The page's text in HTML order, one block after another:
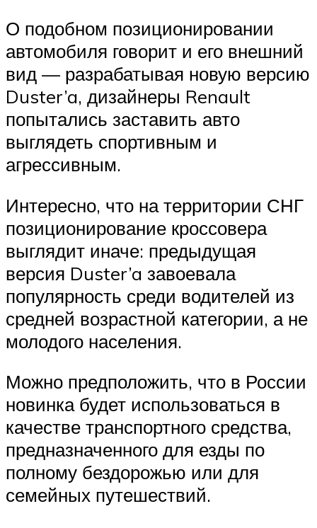
О подобном позиционировании
автомобиля говорит и его внешний
вид — разрабатывая новую версию
Duster’a, дизайнеры Renault
попытались заставить авто
выглядеть спортивным и
агрессивным.
Интересно, что на территории СНГ
позиционирование кроссовера
выглядит иначе: предыдущая
версия Duster’a завоевала
популярность среди водителей из
средней возрастной категории, а не
молодого населения.
Можно предположить, что в России
новинка будет использоваться в
качестве транспортного средства,
предназначенного для езды по
полному бездорожью или для
семейных путешествий.